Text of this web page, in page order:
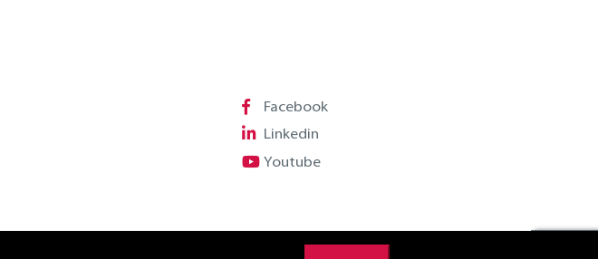
Facebook
Linkedin
Youtube